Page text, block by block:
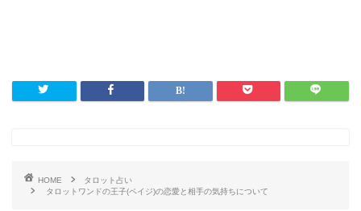
HOME
タロット占い
タロットワンドの王子(ペイジ)の恋愛と相手の気持ちについて